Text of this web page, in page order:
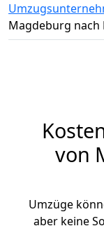
Magdeburg nach
von
Umzüge
aber keine